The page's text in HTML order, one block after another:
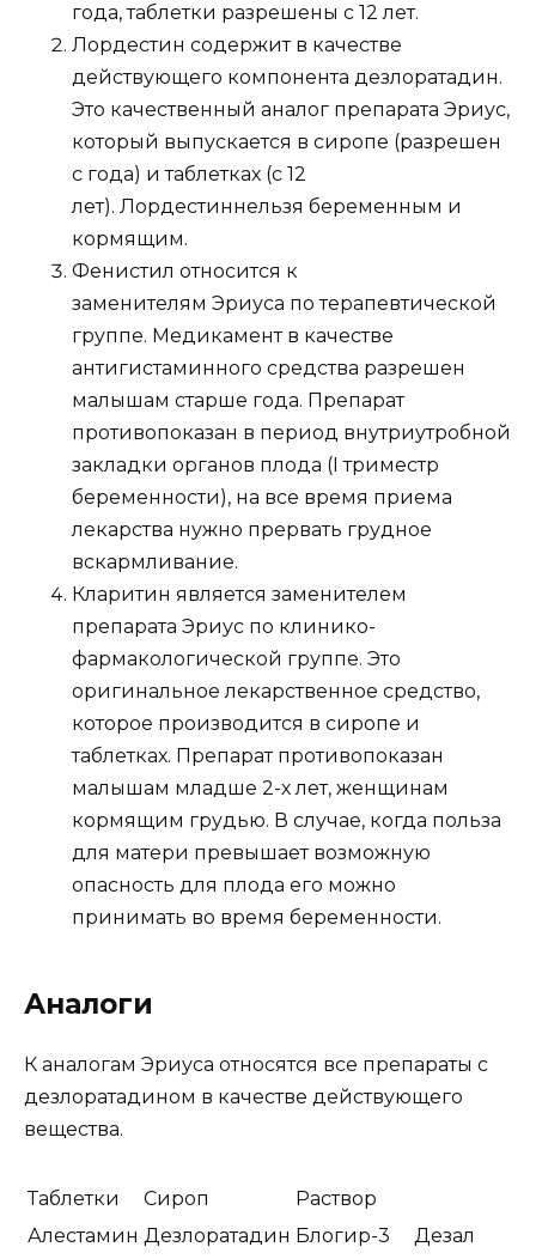
года, таблетки разрешены с 12 лет.
Лордестин содержит в качестве
действующего компонента дезлоратадин.
Это качественный аналог препарата Эриус,
который выпускается в сиропе (разрешен
с года) и таблетках (с 12
лет). Лордестиннельзя беременным и
кормящим.
Фенистил относится к
заменителям Эриуса по терапевтической
группе. Медикамент в качестве
антигистаминного средства разрешен
малышам старше года. Препарат
противопоказан в период внутриутробной
закладки органов плода (I триместр
беременности), на все время приема
лекарства нужно прервать грудное
вскармливание.
Кларитин является заменителем
препарата Эриус по клинико-
фармакологической группе. Это
оригинальное лекарственное средство,
которое производится в сиропе и
таблетках. Препарат противопоказан
малышам младше 2-х лет, женщинам
кормящим грудью. В случае, когда польза
для матери превышает возможную
опасность для плода его можно
принимать во время беременности.
Аналоги
К аналогам Эриуса относятся все препараты с
дезлоратадином в качестве действующего
вещества.
Таблетки Сироп
Раствор
Алестамин Дезлоратадин Блогир-3
Дезал